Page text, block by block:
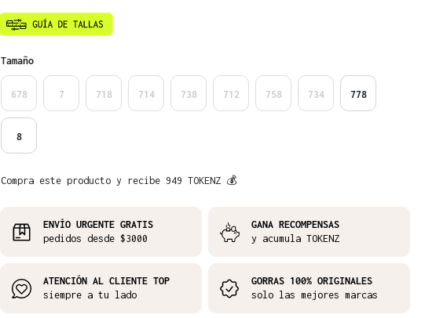
Seleccione
Tamaño
678 7 718 714 738 712 758 734 778
8
Compra este producto y recibe 949 TOKENZ 💰
ENVÍO URGENTE GRATIS
pedidos desde $3000
GANA RECOMPENSAS
y acumula TOKENZ
ATENCIÓN AL CLIENTE TOP
siempre a tu lado
GORRAS 100% ORIGINALES
solo las mejores marcas